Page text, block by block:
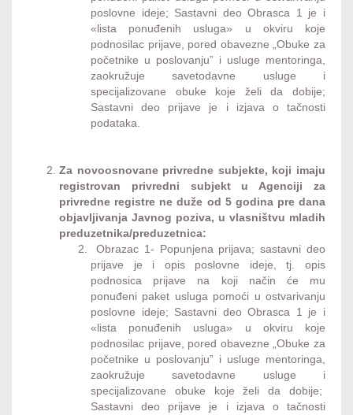
poslovne ideje; Sastavni deo Obrasca 1 je i
«lista ponuđenih usluga» u okviru koje
podnosilac prijave, pored obavezne „Obuke za
početnike u poslovanju” i usluge mentoringa,
zaokružuje savetodavne usluge i
specijalizovane obuke koje želi da dobije;
Sastavni deo prijave je i izjava o tačnosti
podataka.
Za novoosnovane privredne subjekte, koji imaju
registrovan privredni subjekt u Agenciji za
privredne registre ne duže od 5 godina pre dana
objavljivanja Javnog poziva, u vlasništvu mladih
preduzetnika/preduzetnica:
Obrazac 1- Popunjena prijava; sastavni deo
prijave je i opis poslovne ideje, tj. opis
podnosica prijave na koji način će mu
ponuđeni paket usluga pomoći u ostvarivanju
poslovne ideje; Sastavni deo Obrasca 1 je i
«lista ponuđenih usluga» u okviru koje
podnosilac prijave, pored obavezne „Obuke za
početnike u poslovanju” i usluge mentoringa,
zaokružuje savetodavne usluge i
specijalizovane obuke koje želi da dobije;
Sastavni deo prijave je i izjava o tačnosti